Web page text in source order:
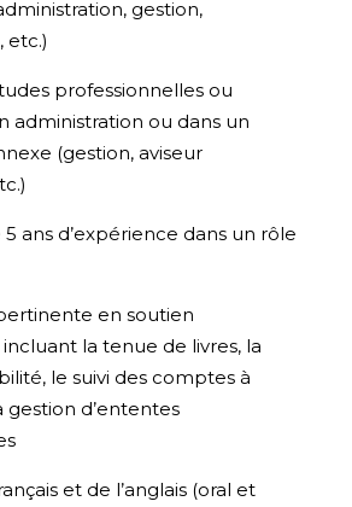
gestion,
etc.)
professionnelles ou
administration ou dans un
(gestion, aviseur
ans d’expérience dans un rôle
en soutien
la tenue de livres, la
le suivi des comptes à
gestion d’ententes
et de l’anglais (oral et